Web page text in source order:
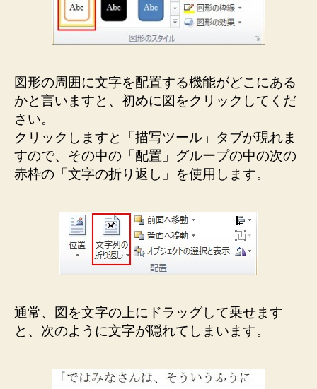
図形の周囲に文字を配置する機能がどこにある
かと言いますと、初めに図をクリックしてくだ
さい。
クリックしますと「描写ツール」タブが現れま
すので、その中の「配置」グループの中の次の
赤枠の「文字の折り返し」を使用します。
通常、図を文字の上にドラッグして乗せます
と、次のように文字が隠れてしまいます。